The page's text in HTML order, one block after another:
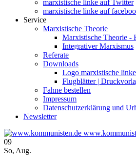
marxistische linke auf Twitter
marxistische linke auf
Service
Marxistische Theorie
Marxistische Theorie -
Integrativer Marxismus
Referate
Downloads
Logo marxistische linke
Flugblätter |
Fahne bestellen
Impressum
Datenschutzerklärung und
Newsletter
09
So, Aug.